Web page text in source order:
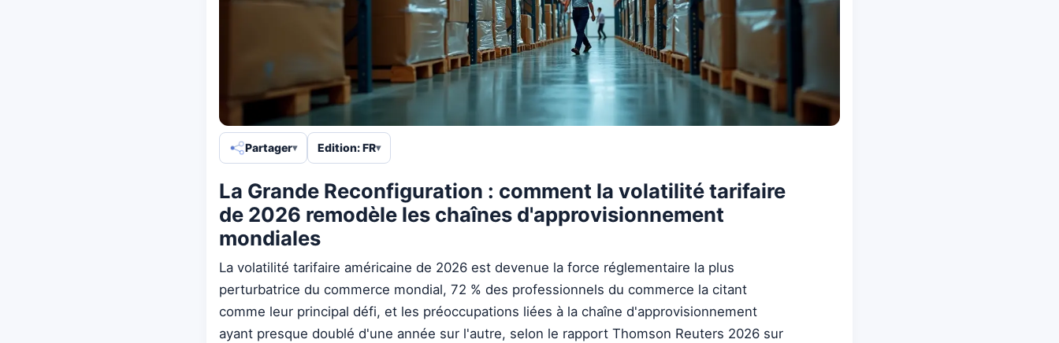
Partager Edition: FR
La Grande Reconfiguration : comment la volatilité tarifaire
de 2026 remodèle les chaînes d'approvisionnement
mondiales
La volatilité tarifaire américaine de 2026 est devenue la force réglementaire la plus
perturbatrice du commerce mondial, 72 % des professionnels du commerce la citant
comme leur principal défi, et les préoccupations liées à la chaîne d'approvisionnement
ayant presque doublé d'une année sur l'autre, selon le rapport Thomson Reuters 2026 sur